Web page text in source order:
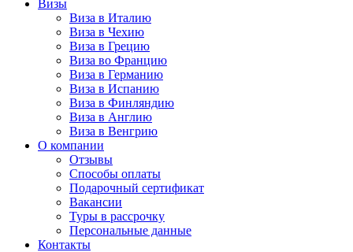
Визы
Виза в Италию
Виза в Чехию
Виза в Грецию
Виза во Францию
Виза в Германию
Виза в Испанию
Виза в Финляндию
Виза в Англию
Виза в Венгрию
О компании
Отзывы
Способы оплаты
Подарочный сертификат
Вакансии
Туры в рассрочку
Персональные данные
Контакты